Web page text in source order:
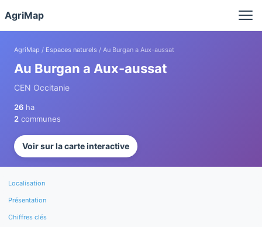
AgriMap
AgriMap / Espaces naturels / Au Burgan a Aux-aussat
Au Burgan a Aux-aussat
CEN Occitanie
26 ha
2 communes
Voir sur la carte interactive
Localisation
Présentation
Chiffres clés